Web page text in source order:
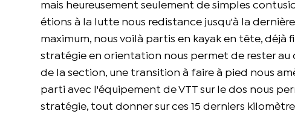
mais heureusement seulement de simples
étions à la lutte nous redistance jusqu'à la
maximum, nous voilà partis en kayak en tête,
stratégie en orientation nous permet de rester
de la section, une transition à faire à pied nous
parti avec l'équipement de VTT sur le dos nous
stratégie, tout donner sur ces 15 derniers